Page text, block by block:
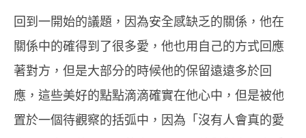
回到一開始的議題，因為安全感缺乏的關係，他在
關係中的確得到了很多愛，他也用自己的方式回應
著對方，但是大部分的時候他的保留遠遠多於回
應，這些美好的點點滴滴確實在他心中，但是被他
置於一個待觀察的括弧中，因為「沒有人會真的愛